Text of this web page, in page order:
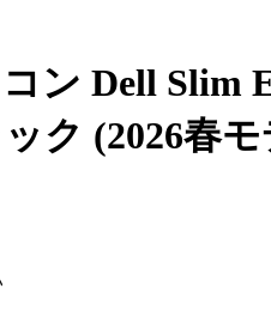
ン Dell Slim
ク (2026春